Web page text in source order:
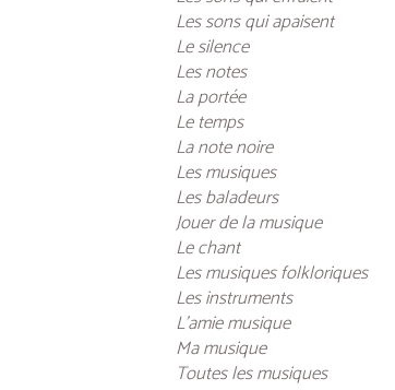
Les sons qui apaisent
Le silence
Les notes
La portée
Le temps
La note noire
Les musiques
Les baladeurs
Jouer de la musique
Le chant
Les musiques folkloriques
Les instruments
L’amie musique
Ma musique
Toutes les musiques